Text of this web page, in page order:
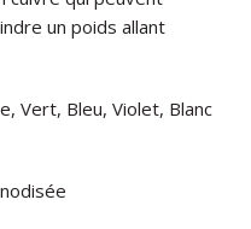
un poids allant
Vert, Bleu, Violet, Blanc